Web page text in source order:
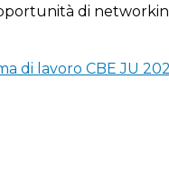
di
di lavoro CBE JU